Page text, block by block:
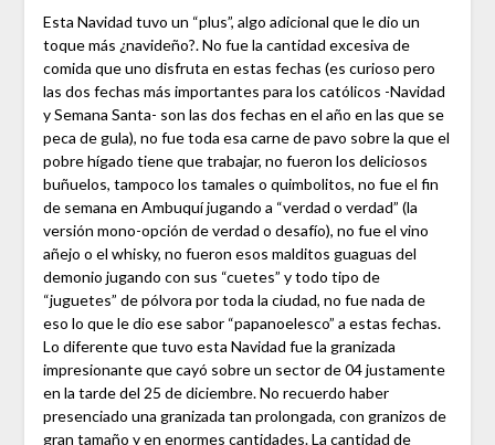
Esta Navidad tuvo un “plus”, algo adicional que le dio un
toque más ¿navideño?. No fue la cantidad excesiva de
comida que uno disfruta en estas fechas (es curioso pero
las dos fechas más importantes para los católicos -Navidad
y Semana Santa- son las dos fechas en el año en las que se
peca de gula), no fue toda esa carne de pavo sobre la que el
pobre hígado tiene que trabajar, no fueron los deliciosos
buñuelos, tampoco los tamales o quimbolitos, no fue el fin
de semana en Ambuquí jugando a “verdad o verdad” (la
versión mono-opción de verdad o desafío), no fue el vino
añejo o el whisky, no fueron esos malditos guaguas del
demonio jugando con sus “cuetes” y todo tipo de
“juguetes” de pólvora por toda la ciudad, no fue nada de
eso lo que le dio ese sabor “papanoelesco” a estas fechas.
Lo diferente que tuvo esta Navidad fue la granizada
impresionante que cayó sobre un sector de 04 justamente
en la tarde del 25 de diciembre. No recuerdo haber
presenciado una granizada tan prolongada, con granizos de
gran tamaño y en enormes cantidades. La cantidad de